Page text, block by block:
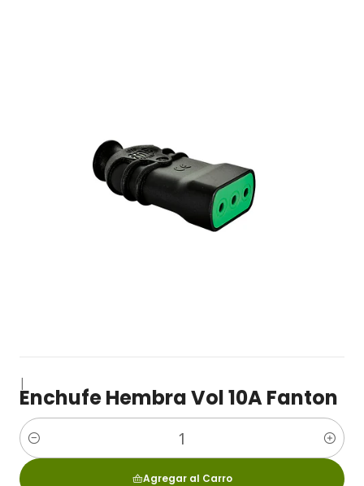
|
Enchufe Hembra Vol 10A Fanton
Cantidad
Agregar al Carro